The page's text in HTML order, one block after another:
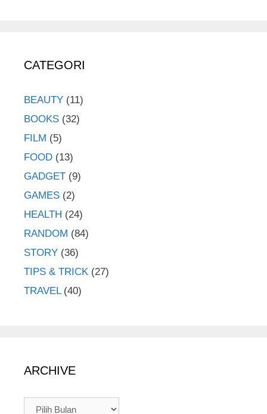
CATEGORI
BEAUTY (11)
BOOKS (32)
FILM (5)
FOOD (13)
GADGET (9)
GAMES (2)
HEALTH (24)
RANDOM (84)
STORY (36)
TIPS & TRICK (27)
TRAVEL(40)
ARCHIVE
ARCHIVE